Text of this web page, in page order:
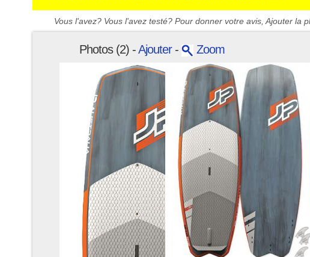
Vous l'avez? Vous l'avez testé? Pour donner votre avis, Ajouter la
Photos (2) -Ajouter- Zoom